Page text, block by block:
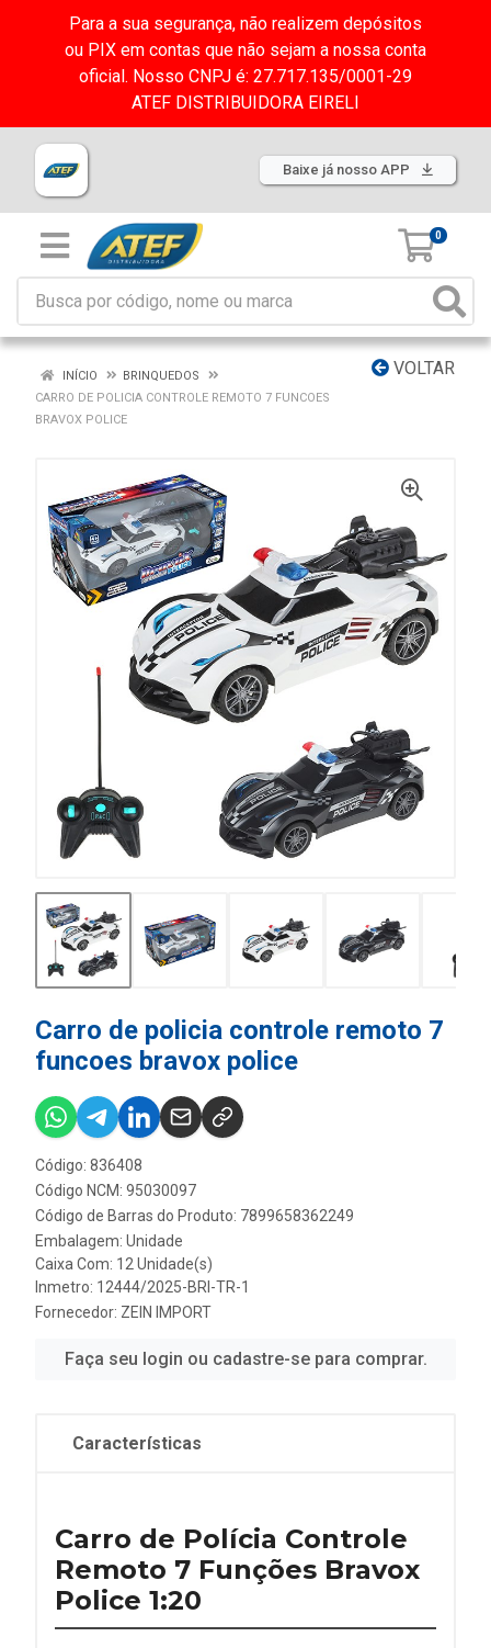
Para a sua segurança, não realizem depósitos
ou PIX em contas que não sejam a nossa conta
oficial. Nosso CNPJ é: 27.717.135/0001-29
ATEF DISTRIBUIDORA EIRELI
Baixe já nosso APP
0
VOLTAR
INÍCIO
BRINQUEDOS
CARRO DE POLICIA CONTROLE REMOTO 7 FUNCOES
BRAVOX POLICE
Carro de policia controle remoto 7
funcoes bravox police
Código: 836408
Código NCM: 95030097
Código de Barras do Produto: 7899658362249
Embalagem: Unidade
Caixa Com: 12 Unidade(s)
Inmetro: 12444/2025-BRI-TR-1
Fornecedor: ZEIN IMPORT
Faça seu login ou cadastre-se para comprar.
Características
Carro de Polícia Controle
Remoto 7 Funções Bravox
Police 1:20